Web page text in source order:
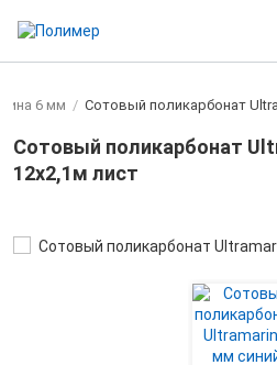
6 мм / Сотовый поликарбонат
Сотовый поликарбонат
12х2,1м лист